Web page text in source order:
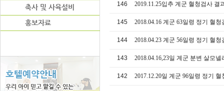
146 2019.11.25입추 계군 혈청검사 결
145 2018.04.16 계군 63일령 정기 혈청
144 2018.04.23 계군 56일령 정기 혈청
143 2018.04.16,23일 계군 분변 살모
142 2017.12.20일 계군 96일령 정기